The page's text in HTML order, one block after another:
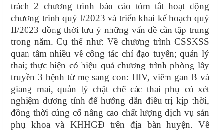
trách 2 chương trình báo cáo tóm tắt hoạt động
chương trình quý I/2023 và triển khai kế hoạch quý
II/2023 đồng thời lưu ý những vấn đề cần tập trung
trong năm. Cụ thể như: Về chương trình CSSKSS
quan tâm nhiều về công tác chỉ đạo tuyến; quản lý
thai; thực hiện có hiệu quả chương trình phòng lây
truyền 3 bệnh từ mẹ sang con: HIV, viêm gan B và
giang mai, quản lý chặt chẽ các thai phụ có xét
nghiệm dương tính để hướng dẫn điều trị kịp thời,
đồng thời củng cố nâng cao chất lượng dịch vụ sản
phụ khoa và KHHGĐ trên địa bàn huyện. Về